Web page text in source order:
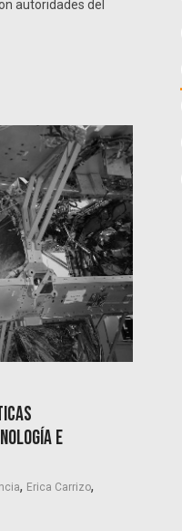
autoridades del
e
, Erica Carrizo,